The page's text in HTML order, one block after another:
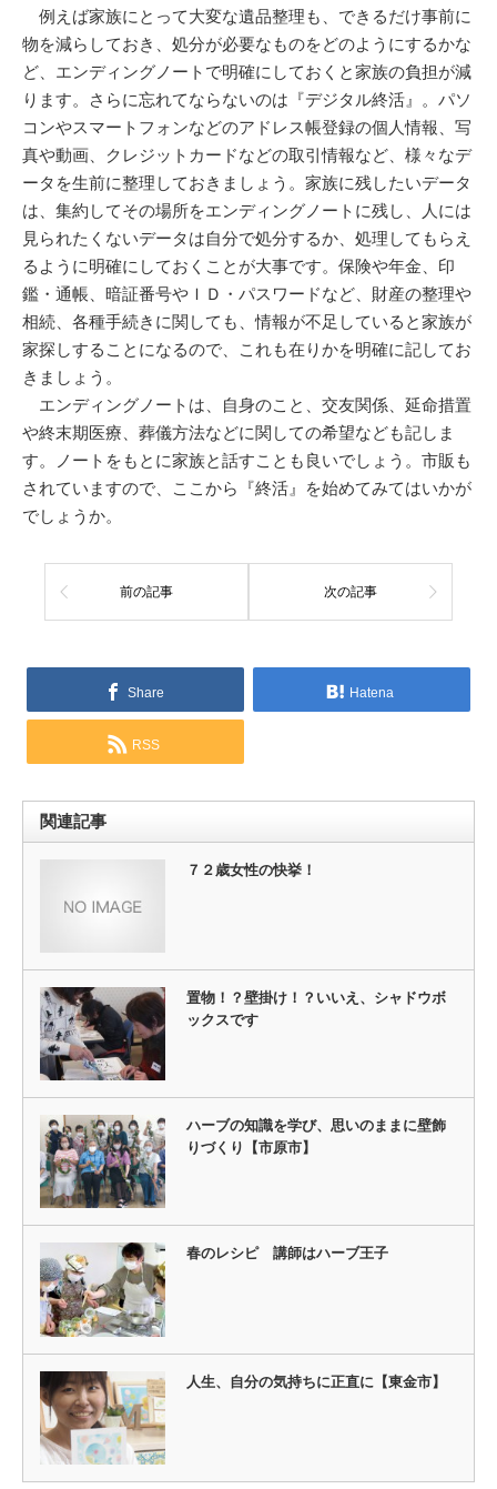
例えば家族にとって大変な遺品整理も、できるだけ事前に
物を減らしておき、処分が必要なものをどのようにするかな
ど、エンディングノートで明確にしておくと家族の負担が減
ります。さらに忘れてならないのは『デジタル終活』。パソ
コンやスマートフォンなどのアドレス帳登録の個人情報、写
真や動画、クレジットカードなどの取引情報など、様々なデ
ータを生前に整理しておきましょう。家族に残したいデータ
は、集約してその場所をエンディングノートに残し、人には
見られたくないデータは自分で処分するか、処理してもらえ
るように明確にしておくことが大事です。保険や年金、印
鑑・通帳、暗証番号やＩＤ・パスワードなど、財産の整理や
相続、各種手続きに関しても、情報が不足していると家族が
家探しすることになるので、これも在りかを明確に記してお
きましょう。
エンディングノートは、自身のこと、交友関係、延命措置
や終末期医療、葬儀方法などに関しての希望なども記しま
す。ノートをもとに家族と話すことも良いでしょう。市販も
されていますので、ここから『終活』を始めてみてはいかが
でしょうか。
前の記事 次の記事
Share Hatena
RSS
関連記事
７２歳女性の快挙！
置物！？壁掛け！？いいえ、シャドウボ
ックスです
ハーブの知識を学び、思いのままに壁飾
りづくり【市原市】
春のレシピ 講師はハーブ王子
人生、自分の気持ちに正直に【東金市】